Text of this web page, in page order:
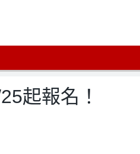
起報名！